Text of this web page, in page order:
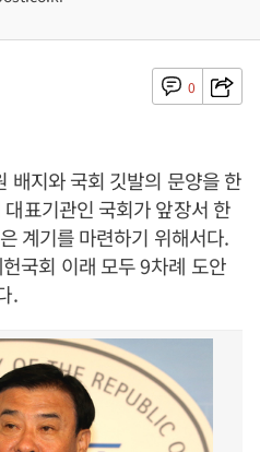
0
배지와 국회 깃발의 문양을 한
대표기관인 국회가 앞장서 한
계기를 마련하기 위해서다.
국회 이래 모두9차례 도안
.